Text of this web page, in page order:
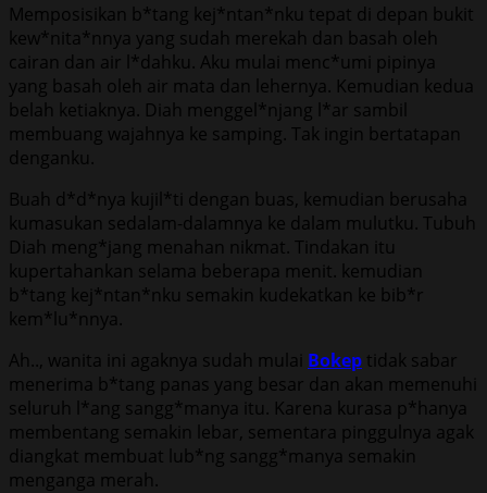
Memposisikan b*tang kej*ntan*nku tepat di depan bukit
kew*nita*nnya yang sudah merekah dan basah oleh
cairan dan air l*dahku. Aku mulai menc*umi pipinya
yang basah oleh air mata dan lehernya. Kemudian kedua
belah ketiaknya. Diah menggel*njang l*ar sambil
membuang wajahnya ke samping. Tak ingin bertatapan
denganku.
Buah d*d*nya kujil*ti dengan buas, kemudian berusaha
kumasukan sedalam-dalamnya ke dalam mulutku. Tubuh
Diah meng*jang menahan nikmat. Tindakan itu
kupertahankan selama beberapa menit. kemudian
b*tang kej*ntan*nku semakin kudekatkan ke bib*r
kem*lu*nnya.
Ah.., wanita ini agaknya sudah mulai Bokep tidak sabar
menerima b*tang panas yang besar dan akan memenuhi
seluruh l*ang sangg*manya itu. Karena kurasa p*hanya
membentang semakin lebar, sementara pinggulnya agak
diangkat membuat lub*ng sangg*manya semakin
menganga merah.